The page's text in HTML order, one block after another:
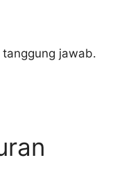
jawab.